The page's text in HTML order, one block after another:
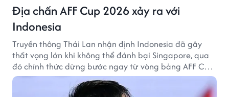
Địa chấn AFF Cup 2026 xảy ra với
Indonesia
Truyền thông Thái Lan nhận định Indonesia đã gây
thất vọng lớn khi không thể đánh bại Singapore, qua
đó chính thức dừng bước ngay từ vòng bảng AFF Cup
2026.